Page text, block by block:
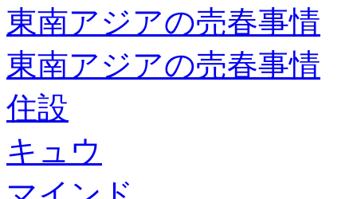
東南アジアの売春事情
東南アジアの売春事情
住設
キュウ